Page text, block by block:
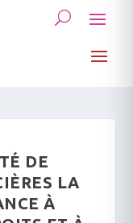
DE
LA
À